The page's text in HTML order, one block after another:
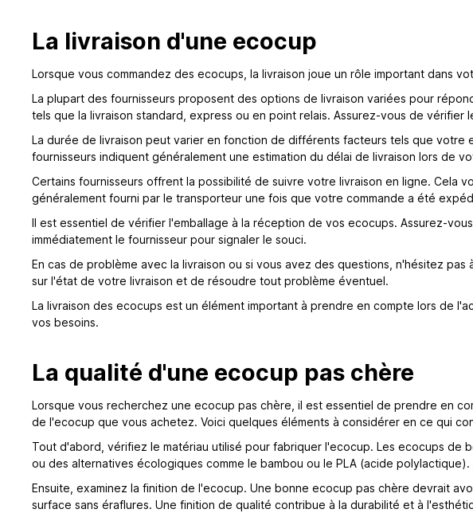
La livraison d'une ecocup
Lorsque vous commandez des ecocups, la livraison joue un rôle important dans
La plupart des fournisseurs proposent des options de livraison variées pour
tels que la livraison standard, express ou en point relais. Assurez-vous de
La durée de livraison peut varier en fonction de différents facteurs tels que
fournisseurs indiquent généralement une estimation du délai de livraison lors de
Certains fournisseurs offrent la possibilité de suivre votre livraison en ligne. Cela
généralement fourni par le transporteur une fois que votre commande a été
Il est essentiel de vérifier l'emballage à la réception de vos ecocups. Assurez-
immédiatement le fournisseur pour signaler le souci.
En cas de problème avec la livraison ou si vous avez des questions, n'hésitez
sur l'état de votre livraison et de résoudre tout problème éventuel.
La livraison des ecocups est un élément important à prendre en compte lors de
vos besoins.
La qualité d'une ecocup pas chère
Lorsque vous recherchez une ecocup pas chère, il est essentiel de prendre en
de l'ecocup que vous achetez. Voici quelques éléments à considérer en ce qui
Tout d'abord, vérifiez le matériau utilisé pour fabriquer l'ecocup. Les ecocups de
ou des alternatives écologiques comme le bambou ou le PLA (acide
Ensuite, examinez la finition de l'ecocup. Une bonne ecocup pas chère devrait
surface sans éraflures. Une finition de qualité contribue à la durabilité et à